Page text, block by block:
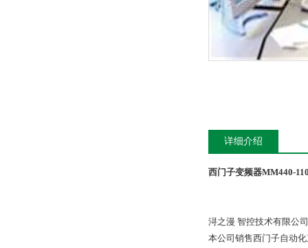
详细介绍
西门子变频器MM440-
浔之漫 智控技术有限公
本公司销售西门子自动